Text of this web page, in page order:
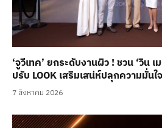
‘จูวีเทค’ ยกระดับงานผิว ! ชวน ‘วิน
ปรับ LOOK เสริมเสน่ห์ปลุกความมั่นใจ
7 สิงหาคม 2026